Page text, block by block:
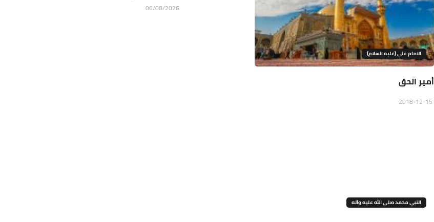
الامام علي (عليه السلام)
أمير الحق
النبي محمد صلى الله عليه وآله
06/08/2026